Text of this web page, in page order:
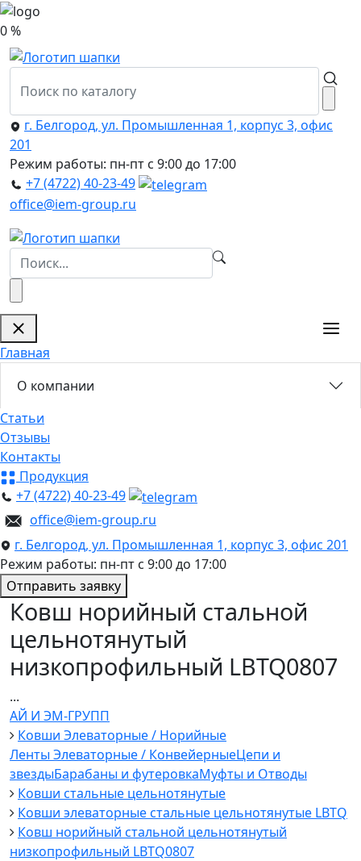
0 %
г. Белгород, ул. Промышленная 1, корпус 3, офис
201
Режим работы: пн-пт с 9:00 до 17:00
+7 (4722) 40-23-49
office@iem-group.ru
Главная
О компании
Статьи
Отзывы
Контакты
Продукция
+7 (4722) 40-23-49
office@iem-group.ru
г. Белгород, ул. Промышленная 1, корпус 3, офис 201
Режим работы: пн-пт с 9:00 до 17:00
Отправить заявку
Ковш норийный стальной
цельнотянутый
низкопрофильный LBTQ0807
...
АЙ И ЭМ-ГРУПП
Ковши Элеваторные / Норийные
Ленты Элеваторные / КонвейерныеЦепи и
звездыБарабаны и футеровкаМуфты и Отводы
Ковши стальные цельнотянутые
Ковши элеваторные стальные цельнотянутые LBTQ
Ковш норийный стальной цельнотянутый
низкопрофильный LBTQ0807